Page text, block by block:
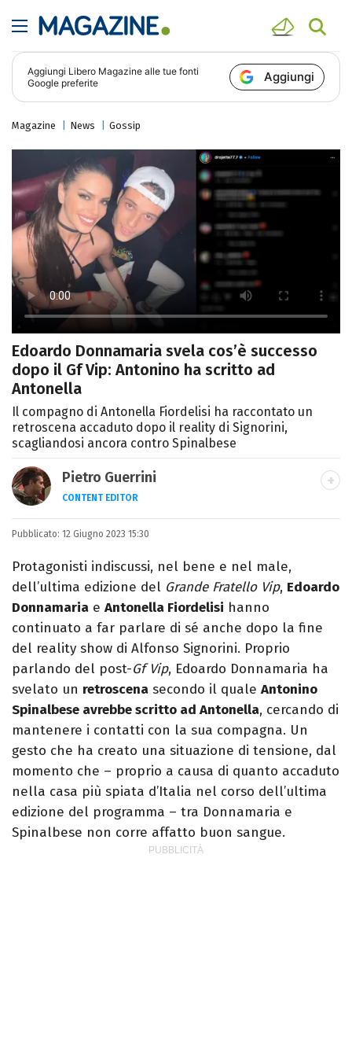
Aggiungi Libero Magazine alle tue fonti
Google preferite
Aggiungi
Magazine News Gossip
Edoardo Donnamaria svela cos’è successo
dopo il Gf Vip: Antonino ha scritto ad
Antonella
Il compagno di Antonella Fiordelisi ha raccontato un
retroscena accaduto dopo il reality di Signorini,
scagliandosi ancora contro Spinalbese
Pietro Guerrini
CONTENT EDITOR
Laurea in Lettere, smania di viaggi e
passione per i cartoni (della pizza e della
Pixar).
Pubblicato: 12 Giugno 2023 15:30
Protagonisti indiscussi, nel bene e nel male,
dell’ultima edizione del Grande Fratello Vip, Edoardo
Donnamaria e Antonella Fiordelisi hanno
continuato a far parlare di sé anche dopo la fine
del reality show di Alfonso Signorini. Proprio
parlando del post-Gf Vip, Edoardo Donnamaria ha
svelato un retroscena secondo il quale Antonino
Spinalbese avrebbe scritto ad Antonella, cercando di
mantenere i contatti con la sua compagna. Un
gesto che ha creato una situazione di tensione, dal
momento che – proprio a causa di quanto accaduto
nella casa più spiata d’Italia nel corso dell’ultima
edizione del programma – tra Donnamaria e
Spinalbese non corre affatto buon sangue.